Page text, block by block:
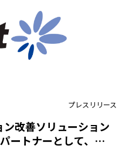
プレスリリース
改善ソリューション
ートナーとして、